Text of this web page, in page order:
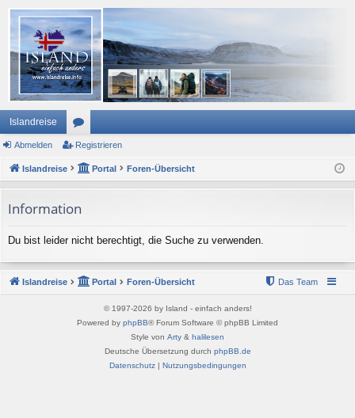
Islandreise
or
en
Abmelden Registrieren
Islandreise Portal Foren-Übersicht
Information
Du bist leider nicht berechtigt, die Suche zu verwenden.
Islandreise Portal Foren-Übersicht Das Team
© 1997-2026 by Island - einfach anders!
Powered by phpBB® Forum Software © phpBB Limited
Style von Arty & halilesen
Deutsche Übersetzung durch phpBB.de
Datenschutz| Nutzungsbedingungen